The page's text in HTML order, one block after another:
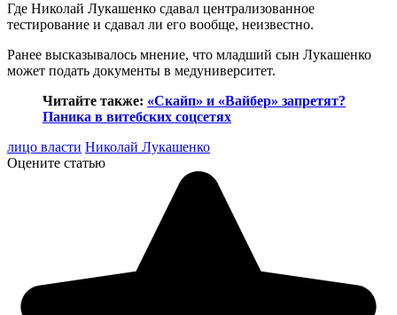
Где Николай Лукашенко сдавал централизованное
тестирование и сдавал ли его вообще, неизвестно.
Ранее высказывалось мнение, что младший сын Лукашенко
может подать документы в медуниверситет.
Читайте также: «Скайп» и «Вайбер» запретят?
Паника в витебских соцсетях
лицо власти Николай Лукашенко
Оцените статью